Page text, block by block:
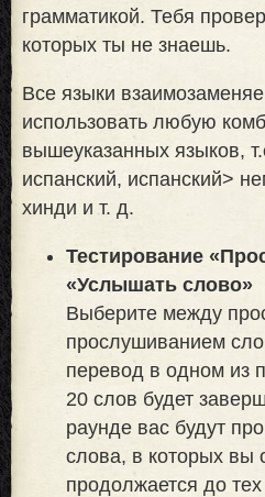
грамматикой. Тебя
которых ты не знаешь.
Все языки
использовать любую
вышеуказанных языков,
испанский, испанский>
хинди и т. д.
Тестирование
«Услышать слово»
Выберите между
прослушиванием
перевод в одном из
20 слов будет
раунде вас будут
слова, в которых вы
продолжается до